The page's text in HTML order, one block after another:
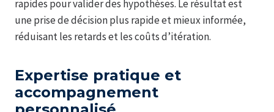
rapides pour valider des hypothèses. Le résultat est
une prise de décision plus rapide et mieux informée,
réduisant les retards et les coûts d’itération.
Expertise pratique et
accompagnement